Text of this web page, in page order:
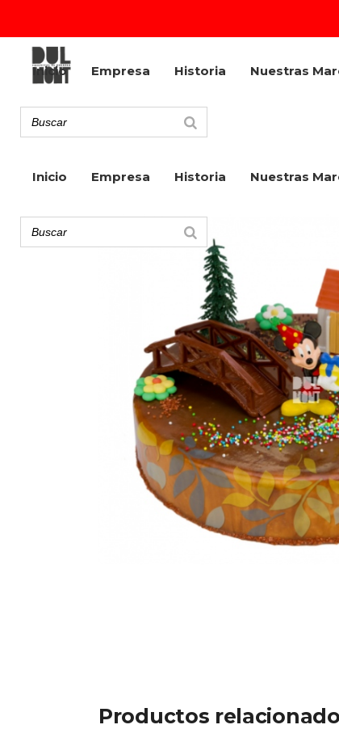
Inicio Empresa Historia Nuestras
Inicio Empresa Historia Nuestras
Productos